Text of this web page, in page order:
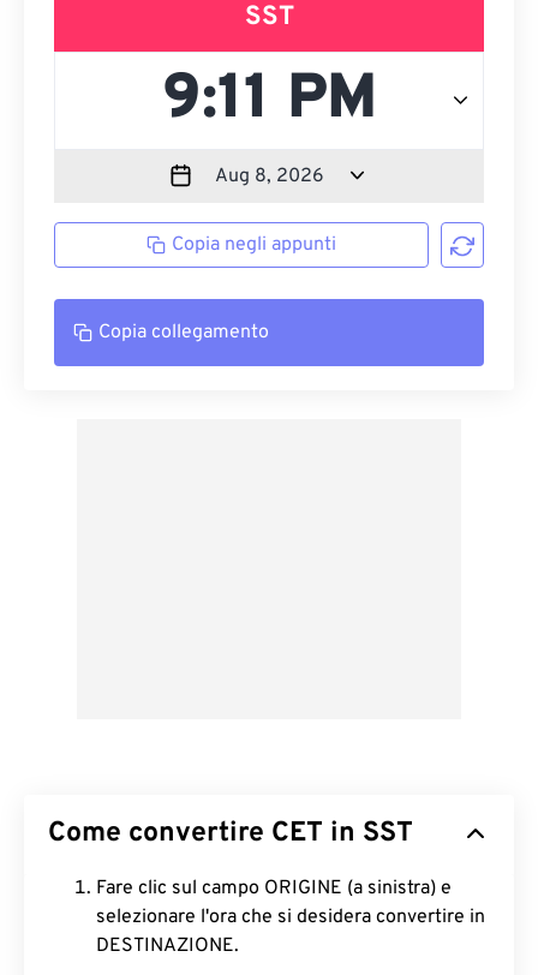
SST
Copia negli appunti
Copia collegamento
Come convertire CET in SST
Fare clic sul campo ORIGINE (a sinistra) e
selezionare l'ora che si desidera convertire in
DESTINAZIONE.